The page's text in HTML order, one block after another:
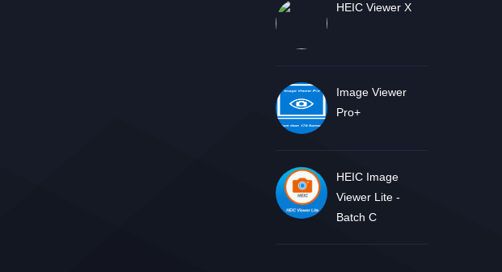
HEIC Viewer X
Image Viewer
Pro+
HEIC Image
Viewer Lite -
Batch C